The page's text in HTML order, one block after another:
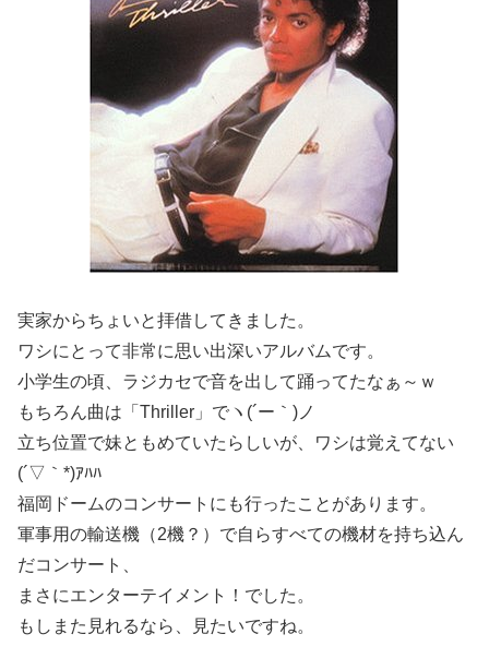
実家からちょいと拝借してきました。
ワシにとって非常に思い出深いアルバムです。
小学生の頃、ラジカセで音を出して踊ってたなぁ～ｗ
もちろん曲は「Thriller」でヽ(´ー｀)ノ
立ち位置で妹ともめていたらしいが、ワシは覚えてない
(´▽｀*)ｱﾊﾊ
福岡ドームのコンサートにも行ったことがあります。
軍事用の輸送機（2機？）で自らすべての機材を持ち込ん
だコンサート、
まさにエンターテイメント！でした。
もしまた見れるなら、見たいですね。